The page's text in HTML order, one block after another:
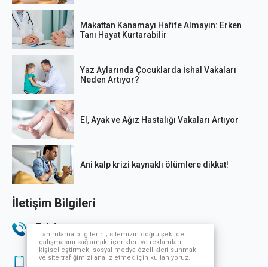
Makattan Kanamayı Hafife Almayın: Erken
Tanı Hayat Kurtarabilir
Yaz Aylarında Çocuklarda İshal Vakaları
Neden Artıyor?
El, Ayak ve Ağız Hastalığı Vakaları Artıyor
Ani kalp krizi kaynaklı ölümlere dikkat!
İletişim Bilgileri
Telefon
444 33 32
Sağlık Turizmi
Tanımlama bilgilerini; sitemizin doğru şekilde
çalışmasını sağlamak, içerikleri ve reklamları
kişiselleştirmek, sosyal medya özellikleri sunmak
ve site trafiğimizi analiz etmek için kullanıyoruz.